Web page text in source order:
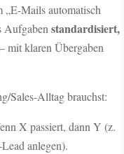
„E-Mails automatisch
Aufgabenstandardisiert,
mit klaren Übergaben
Sales-Alltag brauchst:
X passiert, dann Y (z.
anlegen).